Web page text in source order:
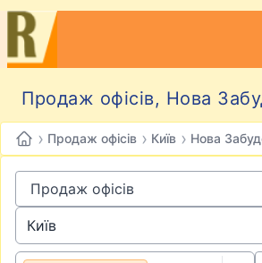
Продаж офісів, Нова
› Продаж офісів › Київ › Нова